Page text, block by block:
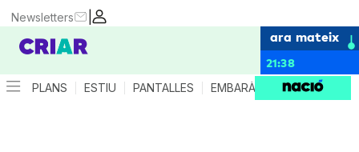
|
Newsletters
ara mateix
21:38
PLANS ESTIU PANTALLES EMBARÀS CRIANÇA